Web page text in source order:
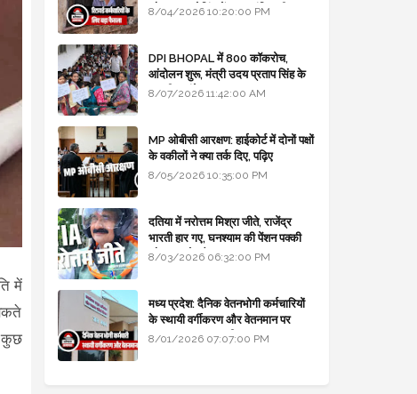
में
कुछ
और बजट कोडिंग में हुए क्रांतिकारी
8/04/2026 10:20:00 PM
DPI BHOPAL में 800 कॉकरोच,
आंदोलन शुरू, मंत्री उदय प्रताप सिंह के
घर भी जाएंगे
8/07/2026 11:42:00 AM
MP ओबीसी आरक्षण: हाईकोर्ट में दोनों पक्षों
के वकीलों ने क्या तर्क दिए, पढ़िए
8/05/2026 10:35:00 PM
दतिया में नरोत्तम मिश्रा जीते, राजेंद्र
भारती हार गए, घनश्याम की पेंशन पक्की
और आशुतोष बैक टू...
8/03/2026 06:32:00 PM
मध्य प्रदेश: दैनिक वेतनभोगी कर्मचारियों
के स्थायी वर्गीकरण और वेतनमान पर
सरकार का बड़ा स्पष्टीकरण
8/01/2026 07:07:00 PM